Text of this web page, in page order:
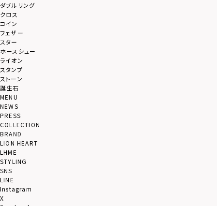
ダブルリング
クロス
コイン
フェザー
スター
ホースシュー
ライオン
スタンプ
ストーン
誕生石
MENU
NEWS
PRESS
COLLECTION
BRAND
LION HEART
LHME
STYLING
SNS
LINE
Instagram
X